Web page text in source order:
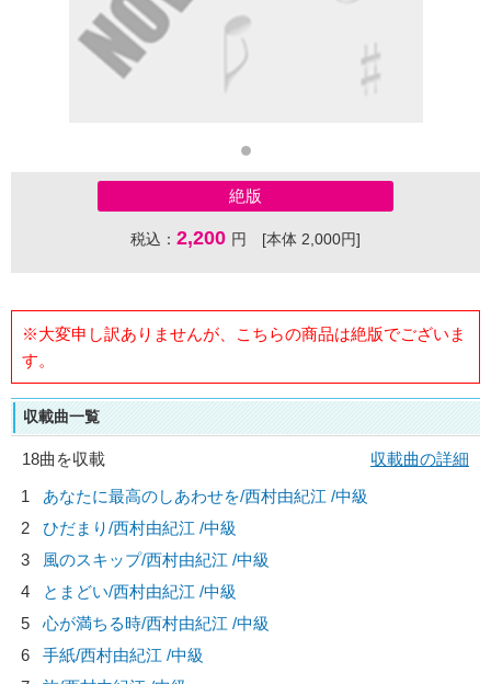
絶版
税込： 2,200 円 [本体 2,000円]
※大変申し訳ありませんが、こちらの商品は絶版でございま
す。
収載曲一覧
18曲を収載
収載曲の詳細
1
あなたに最高のしあわせを/西村由紀江 /中級
2
ひだまり/西村由紀江 /中級
3
風のスキップ/西村由紀江 /中級
4
とまどい/西村由紀江 /中級
5
心が満ちる時/西村由紀江 /中級
6
手紙/西村由紀江 /中級